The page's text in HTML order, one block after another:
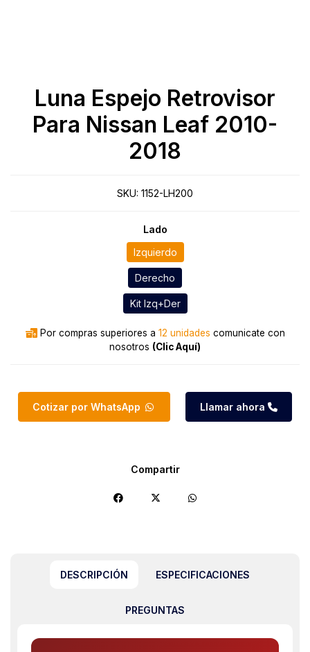
Luna Espejo Retrovisor
Para Nissan Leaf 2010-
2018
SKU: 1152-LH200
Lado
Izquierdo
Derecho
Kit Izq+Der
Por compras superiores a 12 unidades comunicate con
nosotros (Clic Aquí)
Cotizar por WhatsApp Llamar ahora
Compartir
DESCRIPCIÓN ESPECIFICACIONES
PREGUNTAS